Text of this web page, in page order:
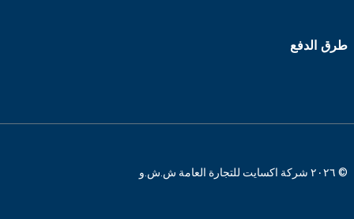
طرق الدفع
© ٢٠٢٦ شركة اكسايت للتجارة العامة ش.ش.و